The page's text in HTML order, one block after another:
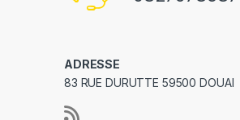
ADRESSE
83 RUE DURUTTE 59500 DOUAI